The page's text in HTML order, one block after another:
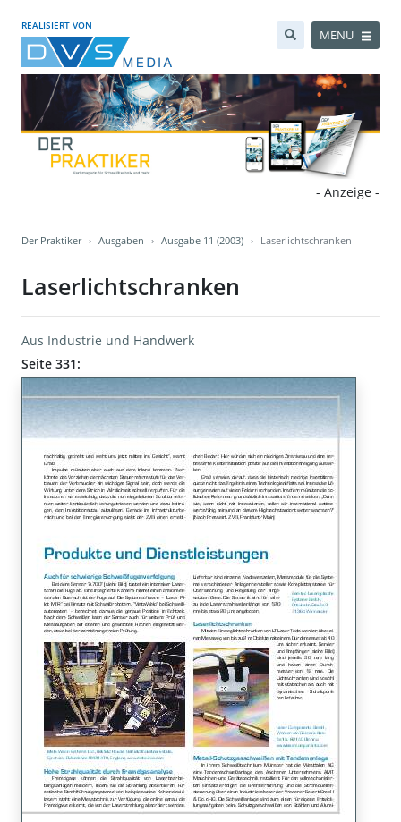
REALISIERT VON
MENÜ
- Anzeige -
Der Praktiker Ausgaben Ausgabe 11 (2003) Laserlichtschranken
Laserlichtschranken
Aus Industrie und Handwerk
Seite 331: